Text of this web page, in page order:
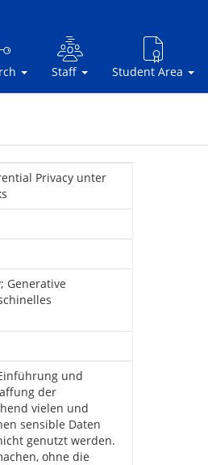
Staff Student Area
Privacy unter
Generative
und
der
vielen und
sensible Daten
genutzt werden.
ohne die